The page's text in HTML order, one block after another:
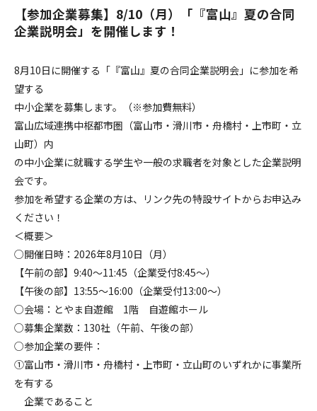
【参加企業募集】8/10（月）「『富山』夏の合同
企業説明会」を開催します！
8月10日に開催する「『富山』夏の合同企業説明会」に参加を希
望する
中小企業を募集します。（※参加費無料）
富山広域連携中枢都市圏（富山市・滑川市・舟橋村・上市町・立
山町）内
の中小企業に就職する学生や一般の求職者を対象とした企業説明
会です。
参加を希望する企業の方は、リンク先の特設サイトからお申込み
ください！
＜概要＞
○開催日時：2026年8月10日（月）
【午前の部】9:40～11:45（企業受付8:45～）
【午後の部】13:55～16:00（企業受付13:00～）
○会場：とやま自遊館 1階 自遊館ホール
○募集企業数：130社（午前、午後の部）
○参加企業の要件：
①富山市・滑川市・舟橋村・上市町・立山町のいずれかに事業所
を有する
企業であること